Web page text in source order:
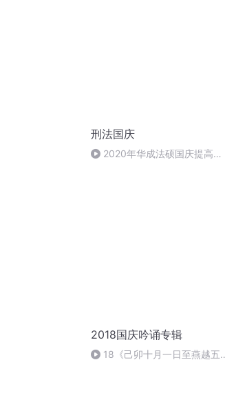
刑法国庆
2020年华成法硕国庆提高班
2018国庆吟诵专辑
18《己卯十月一日至燕越五